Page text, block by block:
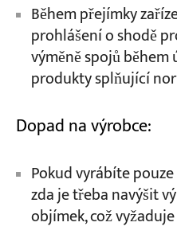
Během přejímky
prohlášení o shodě
výměně spojů
produkty splňující
Dopad na výrobce:
Pokud vyrábíte
zda je třeba navýšit
objímek, což